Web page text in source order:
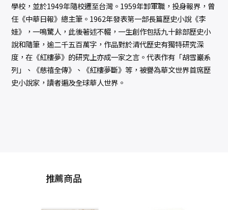
學校，並於1949年隨校遷至台灣。1959年卸軍職，投身報界，曾
任《中華日報》總主筆。1962年發表第一部長篇歷史小說《李
娃》，一鳴驚人，此後著述不輟，一生創作包括九十餘部歷史小
說和隨筆，逾二千五百萬字，作品對於清代歷史有獨特研究深
度，在《紅樓夢》的研究上亦成一家之言。代表作有「胡雪巖系
列」、《慈禧全傳》、《紅樓夢斷》等，被譽為華文世界首席歷
史小說家，讀者遍及全球華人世界。
推薦商品